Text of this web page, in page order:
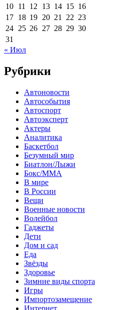
10 11 12 13 14 15 16
17 18 19 20 21 22 23
24 25 26 27 28 29 30
31
« Июл
Рубрики
Автоновости
Автособытия
Автоспорт
Автоэксперт
Актеры
Аналитика
Баскетбол
Безумный мир
Биатлон/Лыжи
Бокс/MMA
В мире
В России
Вещи
Военные новости
Волейбол
Гаджеты
Дети
Дом и сад
Еда
Звёзды
Здоровье
Зимние виды спорта
Игры
Импортозамещение
Интернет